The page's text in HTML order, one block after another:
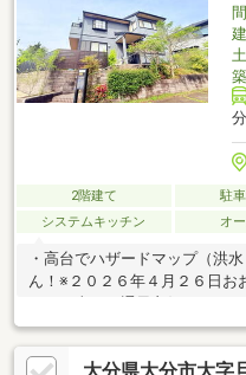
分
2階建て 駐
システムキッチン
オ
・高台でハザードマップ（洪
ん！※２０２６年４月２６日お
き！日当り・通風良好！・目
景色が良いです！・便利な勝
ゴミなどすぐ外に出せます！
造の造りなので頑丈で安心！
大分県大分市大字